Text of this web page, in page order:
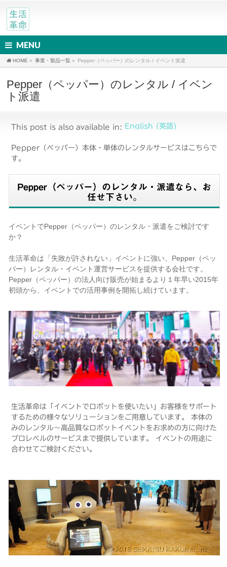
MENU
HOME » 事業・製品一覧 » Pepper（ペッパー）のレンタル / イベント派遣
Pepper（ペッパー）のレンタル / イベン
ト派遣
This post is also available in: English (英語)
Pepper（ペッパー）本体・単体のレンタルサービスはこちらで
す。
Pepper（ペッパー）のレンタル・派遣なら、お
任せ下さい。
イベントでPepper（ペッパー）のレンタル・派遣をご検討です
か？
生活革命は「失敗が許されない」イベントに強い、Pepper（ペッ
パー）レンタル・イベント運営サービスを提供する会社です。
Pepper（ペッパー）の法人向け販売が始まるより１年早い2015年
初頭から、イベントでの活用事例を開拓し続けています。
生活革命は「イベントでロボットを使いたい」お客様をサポート
するための様々なソリューションをご用意しています。 本体の
みのレンタル〜高品質なロボットイベントをお求めの方に向けた
プロレベルのサービスまで提供しています。 イベントの用途に
合わせてご検討ください。